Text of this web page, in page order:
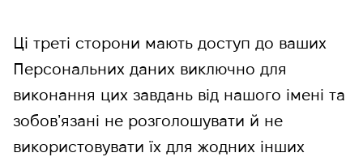
Ці треті сторони мають доступ до ваших
Персональних даних виключно для
виконання цих завдань від нашого імені та
зобовʼязані не розголошувати й не
використовувати їх для жодних інших